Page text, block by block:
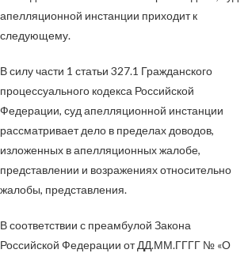
апелляционной инстанции приходит к
следующему.
В силу части 1 статьи 327.1 Гражданского
процессуального кодекса Российской
Федерации, суд апелляционной инстанции
рассматривает дело в пределах доводов,
изложенных в апелляционных жалобе,
представлении и возражениях относительно
жалобы, представления.
В соответствии с преамбулой Закона
Российской Федерации отДД.ММ.ГГГГ № «О